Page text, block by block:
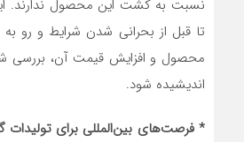
نسبت به کشت این محصول ندارند.
تا قبل از بحرانی شدن شرایط و رو
محصول و افزایش قیمت آن، بررسی
اندیشیده شود.
* فرصت‌های بین‌المللی برای تولیدات